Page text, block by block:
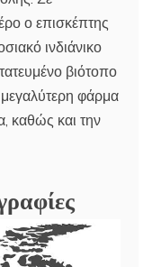
ο επισκέπτης
ινδιάνικο
βιότοπο
φάρμα
καθώς και την